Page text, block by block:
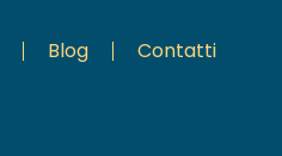
Blog Contatti